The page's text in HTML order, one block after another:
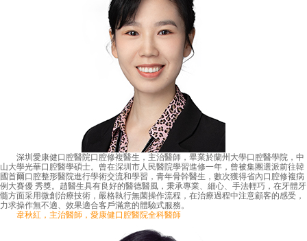
深圳愛康健口腔醫院口腔修複醫生，主治醫師，畢業於蘭州大學口腔醫學院，中
山大學光華口腔醫學碩士。曾在深圳市人民醫院學習進修一年，曾被集團選派前往韓
國首爾口腔整形醫院進行學術交流和學習，青年骨幹醫生，數次獲得省內口腔修複病
例大賽優 秀獎。趙醫生具有良好的醫德醫風，秉承專業、細心、手法輕巧，在牙體牙
髓方面采用微創治療技術，嚴格執行無菌操作流程，在治療過程中注意顧客的感受，
力求操作無不適、效果適合客戶滿意的體驗式服務。
韋秋紅，主治醫師，愛康健口腔醫院全科醫師